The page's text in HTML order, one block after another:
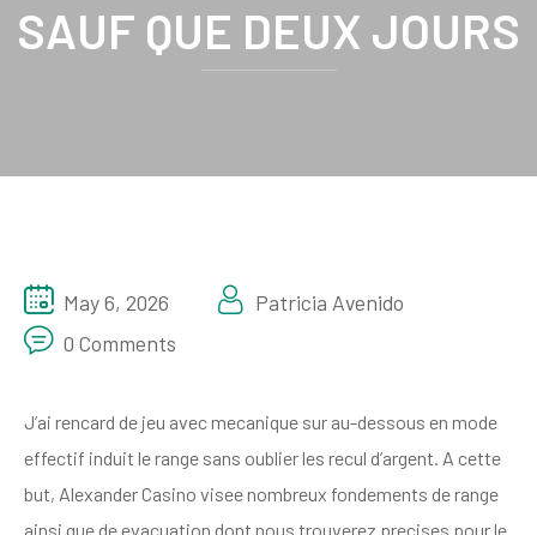
SAUF QUE DEUX JOURS
May 6, 2026
Patricia Avenido
0 Comments
J’ai rencard de jeu avec mecanique sur au-dessous en mode
effectif induit le range sans oublier les recul d’argent. A cette
but, Alexander Casino visee nombreux fondements de range
ainsi que de evacuation dont nous trouverez precises pour le